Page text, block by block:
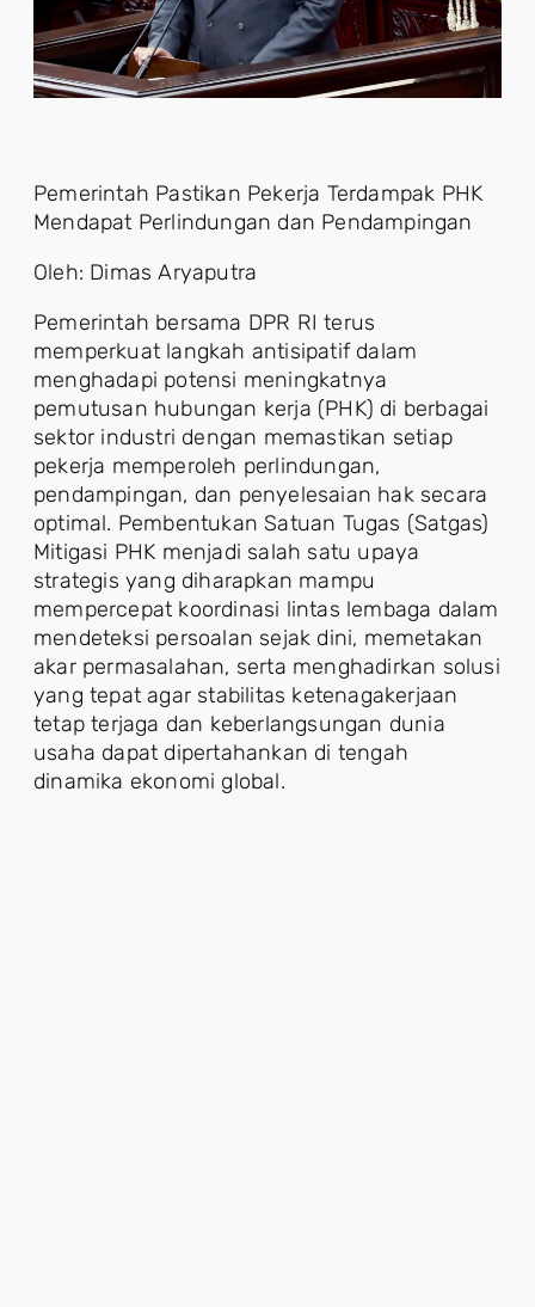
Pemerintah Pastikan Pekerja Terdampak PHK
Mendapat Perlindungan dan Pendampingan
Oleh: Dimas Aryaputra
Pemerintah bersama DPR RI terus
memperkuat langkah antisipatif dalam
menghadapi potensi meningkatnya
pemutusan hubungan kerja (PHK) di berbagai
sektor industri dengan memastikan setiap
pekerja memperoleh perlindungan,
pendampingan, dan penyelesaian hak secara
optimal. Pembentukan Satuan Tugas (Satgas)
Mitigasi PHK menjadi salah satu upaya
strategis yang diharapkan mampu
mempercepat koordinasi lintas lembaga dalam
mendeteksi persoalan sejak dini, memetakan
akar permasalahan, serta menghadirkan solusi
yang tepat agar stabilitas ketenagakerjaan
tetap terjaga dan keberlangsungan dunia
usaha dapat dipertahankan di tengah
dinamika ekonomi global.